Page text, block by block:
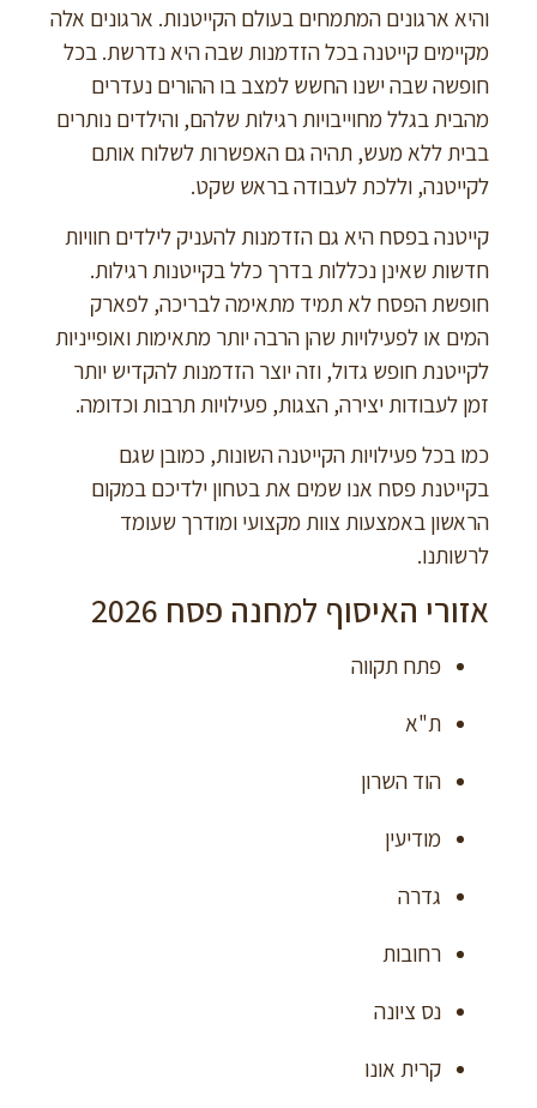
והיא ארגונים המתמחים בעולם הקייטנות. ארגונים אלה
מקיימים קייטנה בכל הזדמנות שבה היא נדרשת. בכל
חופשה שבה ישנו החשש למצב בו ההורים נעדרים
מהבית בגלל מחוייבויות רגילות שלהם, והילדים נותרים
בבית ללא מעש, תהיה גם האפשרות לשלוח אותם
לקייטנה, וללכת לעבודה בראש שקט.
קייטנה בפסח היא גם הזדמנות להעניק לילדים חוויות
חדשות שאינן נכללות בדרך כלל בקייטנות רגילות.
חופשת הפסח לא תמיד מתאימה לבריכה, לפארק
המים או לפעילויות שהן הרבה יותר מתאימות ואופייניות
לקייטנת חופש גדול, וזה יוצר הזדמנות להקדיש יותר
זמן לעבודות יצירה, הצגות, פעילויות תרבות וכדומה.
כמו בכל פעילויות הקייטנה השונות, כמובן שגם
בקייטנת פסח אנו שמים את בטחון ילדיכם במקום
הראשון באמצעות צוות מקצועי ומודרך שעומד
לרשותנו.
אזורי האיסוף למחנה פסח 2026
פתח תקווה
ת"א
הוד השרון
מודיעין
גדרה
רחובות
נס ציונה
קרית אונו